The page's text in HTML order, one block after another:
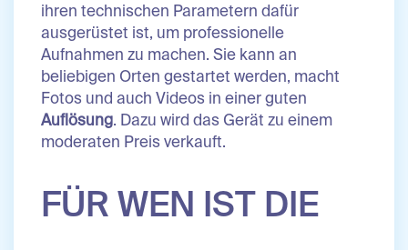
ihren technischen Parametern dafür
ausgerüstet ist, um professionelle
Aufnahmen zu machen. Sie kann an
beliebigen Orten gestartet werden, macht
Fotos und auch Videos in einer guten
Auflösung. Dazu wird das Gerät zu einem
moderaten Preis verkauft.
FÜR WEN IST DIE